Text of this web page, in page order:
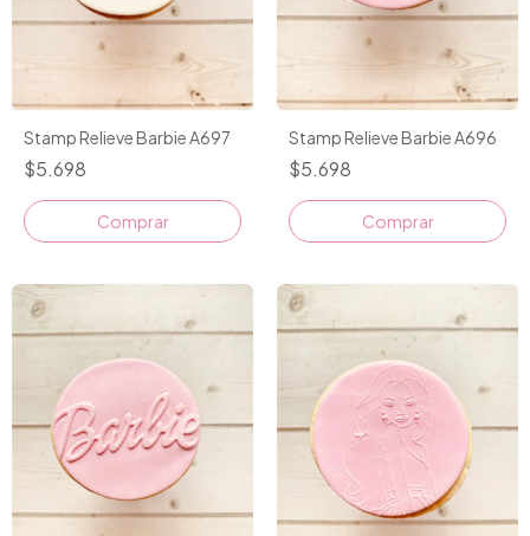
Stamp Relieve Barbie A697
$5.698
Stamp Relieve Barbie A696
$5.698